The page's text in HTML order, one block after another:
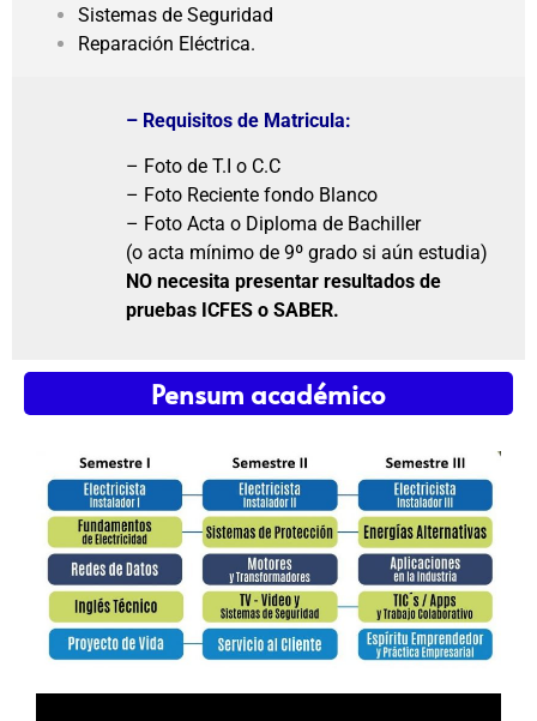
Sistemas de Seguridad
Reparación Eléctrica.
– Requisitos de Matricula:
– Foto de T.I o C.C
– Foto Reciente fondo Blanco
– Foto Acta o Diploma de Bachiller
(o acta mínimo de 9º grado si aún estudia)
NO necesita presentar resultados de
pruebas ICFES o SABER.
Pensum académico